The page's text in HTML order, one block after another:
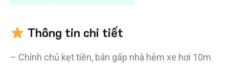
Thông tin chi tiết
– Chính chủ kẹt tiền, bán gấp nhà hẻm xe hơi 10m